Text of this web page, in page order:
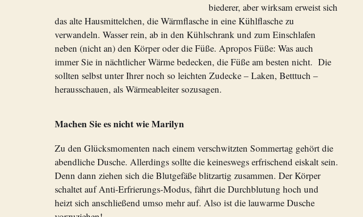
biederer, aber wirksam erweist sich
das alte Hausmittelchen, die Wärmflasche in eine Kühlflasche zu
verwandeln. Wasser rein, ab in den Kühlschrank und zum Einschlafen
neben (nicht an) den Körper oder die Füße. Apropos Füße: Was auch
immer Sie in nächtlicher Wärme bedecken, die Füße am besten nicht. Die
sollten selbst unter Ihrer noch so leichten Zudecke – Laken, Betttuch –
herausschauen, als Wärmeableiter sozusagen.
Machen Sie es nicht wie Marilyn
Zu den Glücksmomenten nach einem verschwitzten Sommertag gehört die
abendliche Dusche. Allerdings sollte die keineswegs erfrischend eiskalt sein.
Denn dann ziehen sich die Blutgefäße blitzartig zusammen. Der Körper
schaltet auf Anti-Erfrierungs-Modus, fährt die Durchblutung hoch und
heizt sich anschließend umso mehr auf. Also ist die lauwarme Dusche